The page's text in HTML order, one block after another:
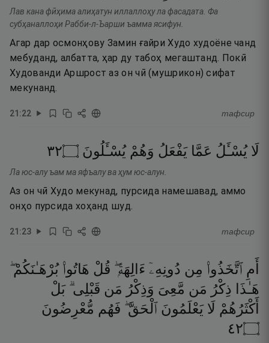
Лав кана фӣҳима алиҳатун иллаллоҳу ла фасадата. Фа
субҳаналлоҳи Рабби-л-Ъарши ъамма ясифун.
Агар дар осмонҳову Замин ғайри Худо худоёне чанд
мебуданд, албатта, ҳар ду табоҳ мегаштанд. Покӣ
Худованди Аршрост аз он чӣ (мушрикон) сифат
мекунанд.
21:22 тафсир
لَا يُسْـَٔلُ عَمَّا يَفْعَلُ وَهُمْ يُسْـَٔلُونَ ۝٢٣
Ла юс-алу ъам ма яфъалу ва ҳум юс-алун.
Аз он чӣ Худо мекунад, пурсида намешавад, аммо
онҳо пурсида хоҳанд шуд.
21:23 тафсир
أَمِ ٱتَّخَذُوا۟ مِن دُونِهِۦٓ ءَالِهَةًۭ ۖ قُلْ هَاتُوا۟ بُرْهَـٰنَكُمْ ۖ
هَـٰذَا ذِكْرُ مَن مَّعِىَ وَذِكْرُ مَن قَبْلِى ۗ بَلْ
أَكْثَرُهُمْ لَا يَعْلَمُونَ ٱلْحَقَّ ۖ فَهُم مُّعْرِضُونَ
۝٢٤